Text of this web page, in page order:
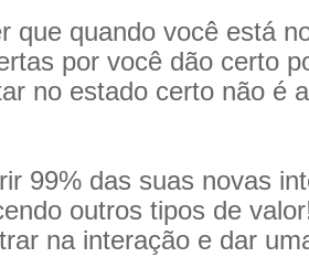
que quando você está
por você dão certo
no estado certo não é
99% das suas novas
outros tipos de
na interação e dar